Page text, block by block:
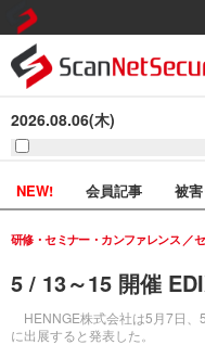
2026.08.06(木)
NEW! 会員記事 被
5 / 13～15 開催
HENNGE株式会社は5月7日、
に出展すると発表した。
研修・セミナー・カンファレンス